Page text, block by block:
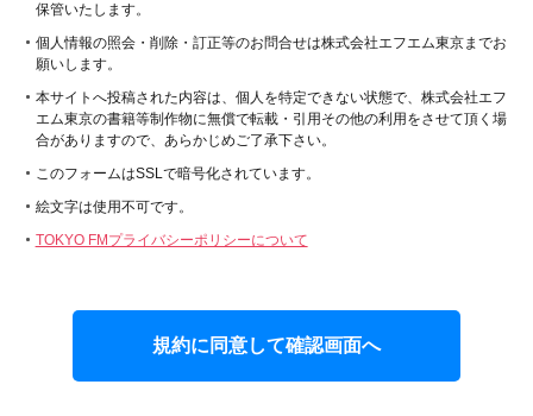
保管いたします。
個人情報の照会・削除・訂正等のお問合せは株式会社エフエム東京までお
願いします。
本サイトへ投稿された内容は、個人を特定できない状態で、株式会社エフ
エム東京の書籍等制作物に無償で転載・引用その他の利用をさせて頂く場
合がありますので、あらかじめご了承下さい。
このフォームはSSLで暗号化されています。
絵文字は使用不可です。
TOKYO FMプライバシーポリシーについて